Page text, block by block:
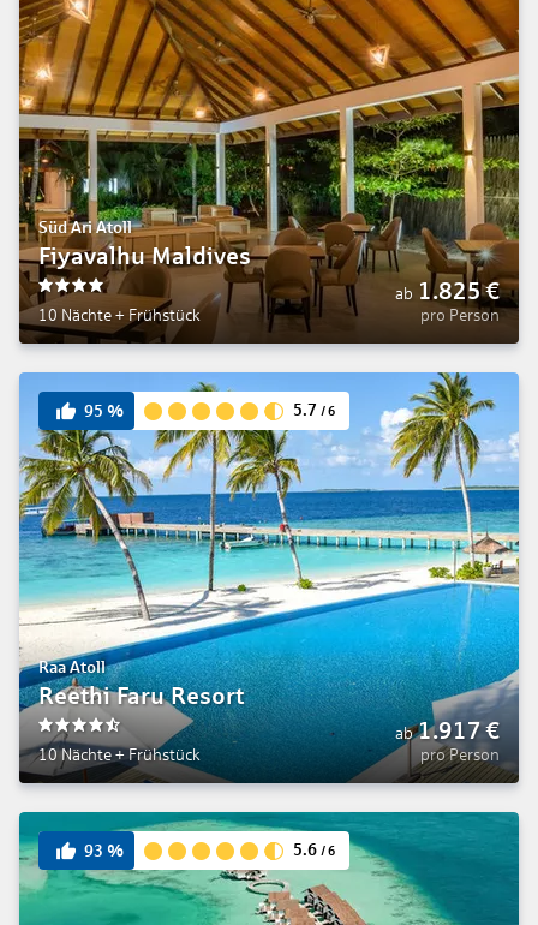
Süd Ari Atoll
Fiyavalhu Maldives
4
10 Nächte + Frühstück
ab 1.825€
pro Person
95 % 5.7 /6
Raa Atoll
Reethi Faru Resort
4.5
10 Nächte +Frühstück
ab 1.917€
pro Person
93 % 5.6 /6